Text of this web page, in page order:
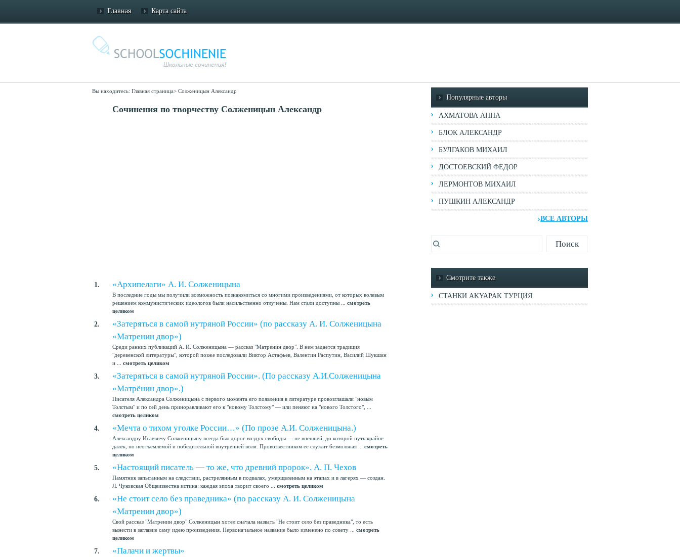
Главная Карта сайта
Вы находитесь: Главная страница> Солженицын Александр
Сочинения по творчеству Солженицын Александр
1. «Архипелаги» А. И. Солженицына
В последние годы мы получили возможность познакомиться со многими произведениями, от которых волевым
решением коммунистических идеологов были насильственно отлучены. Нам стали доступны ... смотреть
целиком
2.
«Затеряться в самой нутряной России» (по рассказу А. И. Солженицына
«Матренин двор»)
Среди ранних публикаций А. И. Солженицына — рассказ "Матренин двор". В нем задается традиция
"деревенской литературы", которой позже последовали Виктор Астафьев, Валентин Распутин, Василий Шукшин
и ... смотреть целиком
3.
«Затеряться в самой нутряной России». (По рассказу А.И.Солженицына
«Матрёнин двор».)
Писателя Александра Солженицына с первого момента его появления в литературе провозглашали "новым
Толстым" и по сей день приноравливают его к "новому Толстому" — или пеняют на "нового Толстого", ...
смотреть целиком
4. «Мечта о тихом уголке России…» (По прозе А.И. Солженицына.)
Александру Исаевичу Солженицыну всегда был дорог воздух свободы — не внешней, до которой путь крайне
далек, но неотъемлемой и победительной внутренней воли. Провозвестником ее служит безмолвная ... смотреть
целиком
5. «Настоящий писатель — то же, что древний пророк». А. П. Чехов
Памятник запытанным на следствии, растрелянным в подвалах, умерщвленным на этапах и в лагерях — создан.
Л. Чуковская Общеизвестна истина: каждая эпоха творит своего ... смотреть целиком
6.
«Не стоит село без праведника» (по рассказу А. И. Солженицына
«Матренин двор»)
Свой рассказ "Матренин двор" Солженицын хотел сначала назвать "Не стоит село без праведника", то есть
вынести в заглавие саму идею произведения. Первоначальное название было изменено по совету ... смотреть
целиком
7. «Палачи и жертвы»
Популярные авторы
АХМАТОВА АННА
БЛОК АЛЕКСАНДР
БУЛГАКОВ МИХАИЛ
ДОСТОЕВСКИЙ ФЕДОР
ЛЕРМОНТОВ МИХАИЛ
ПУШКИН АЛЕКСАНДР
ВСЕ АВТОРЫ
Смотрите также
СТАНКИ AKYAPAK ТУРЦИЯ